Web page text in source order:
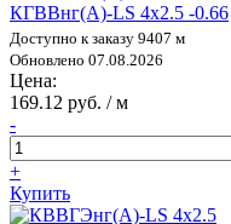
КГВВнг(А)-LS 4х2.5 -0.66
Доступно к заказу 9407 м
Обновлено 07.08.2026
Цена:
169.12 руб. / м
-
+
Купить